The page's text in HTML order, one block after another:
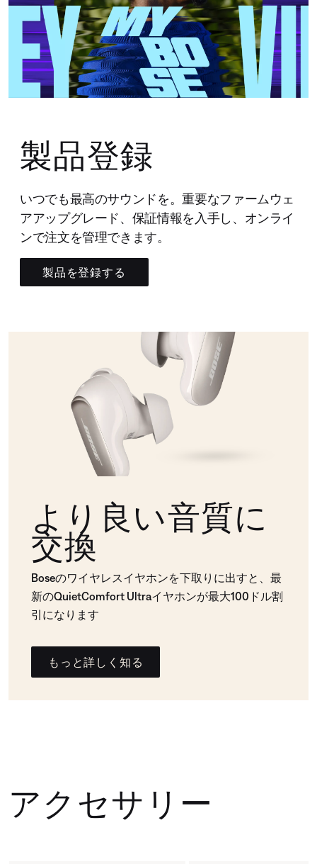
製品登録
いつでも最高のサウンドを。重要なファームウェ
アアップグレード、保証情報を入手し、オンライ
ンで注文を管理できます。
製品を登録する
より良い音質に
交換
Boseのワイヤレスイヤホンを下取りに出すと、最
新のQuietComfort Ultraイヤホンが最大100ドル割
引になります
もっと詳しく知る
アクセサリー